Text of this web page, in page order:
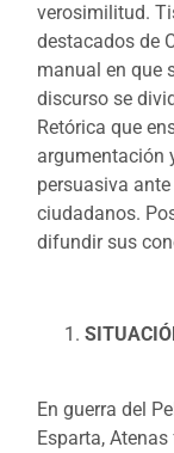
verosimilitud.
destacados de
manual en que
discurso se
Retórica que
argumentación
persuasiva
ciudadanos.
difundir sus
En guerra del
Esparta,